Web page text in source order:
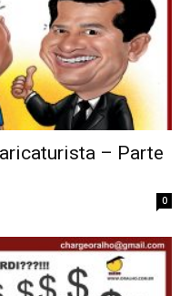
– Parte
0